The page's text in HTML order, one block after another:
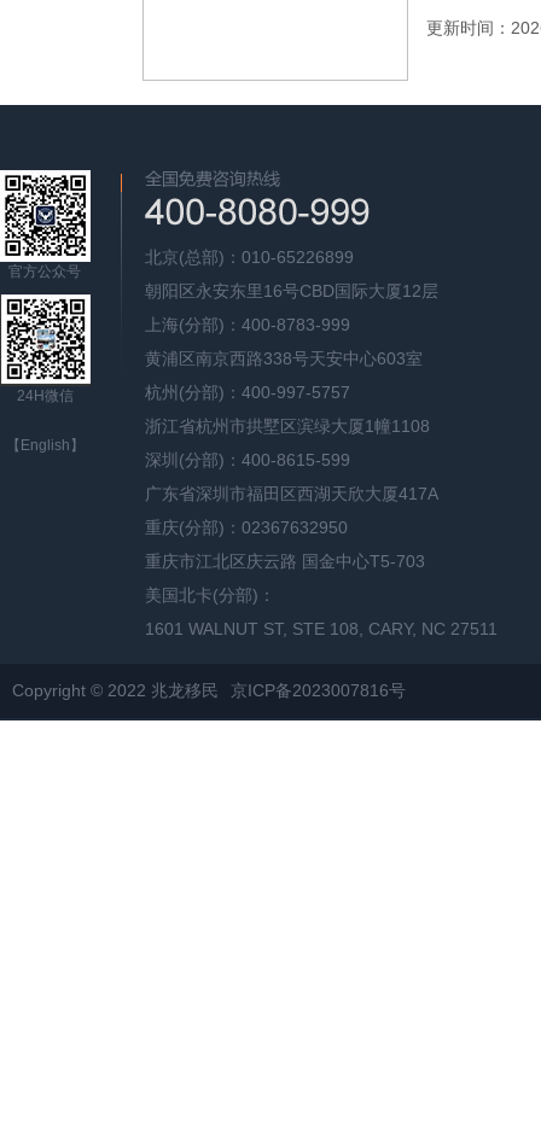
更新时间：
官方公众号
24H微信
【English】
北京(总部)：010-65226899
朝阳区永安东里16号CBD国际大厦12层
上海(分部)：400-8783-999
黄浦区南京西路338号天安中心603室
杭州(分部)：400-997-5757
浙江省杭州市拱墅区滨绿大厦1幢1108
深圳(分部)：400-8615-599
广东省深圳市福田区西湖天欣大厦417A
重庆(分部)：02367632950
重庆市江北区庆云路 国金中心T5-703
美国北卡(分部)：
1601 WALNUT ST, STE 108, CARY, NC 27511
Copyright © 2022 兆龙移民 京ICP备2023007816号